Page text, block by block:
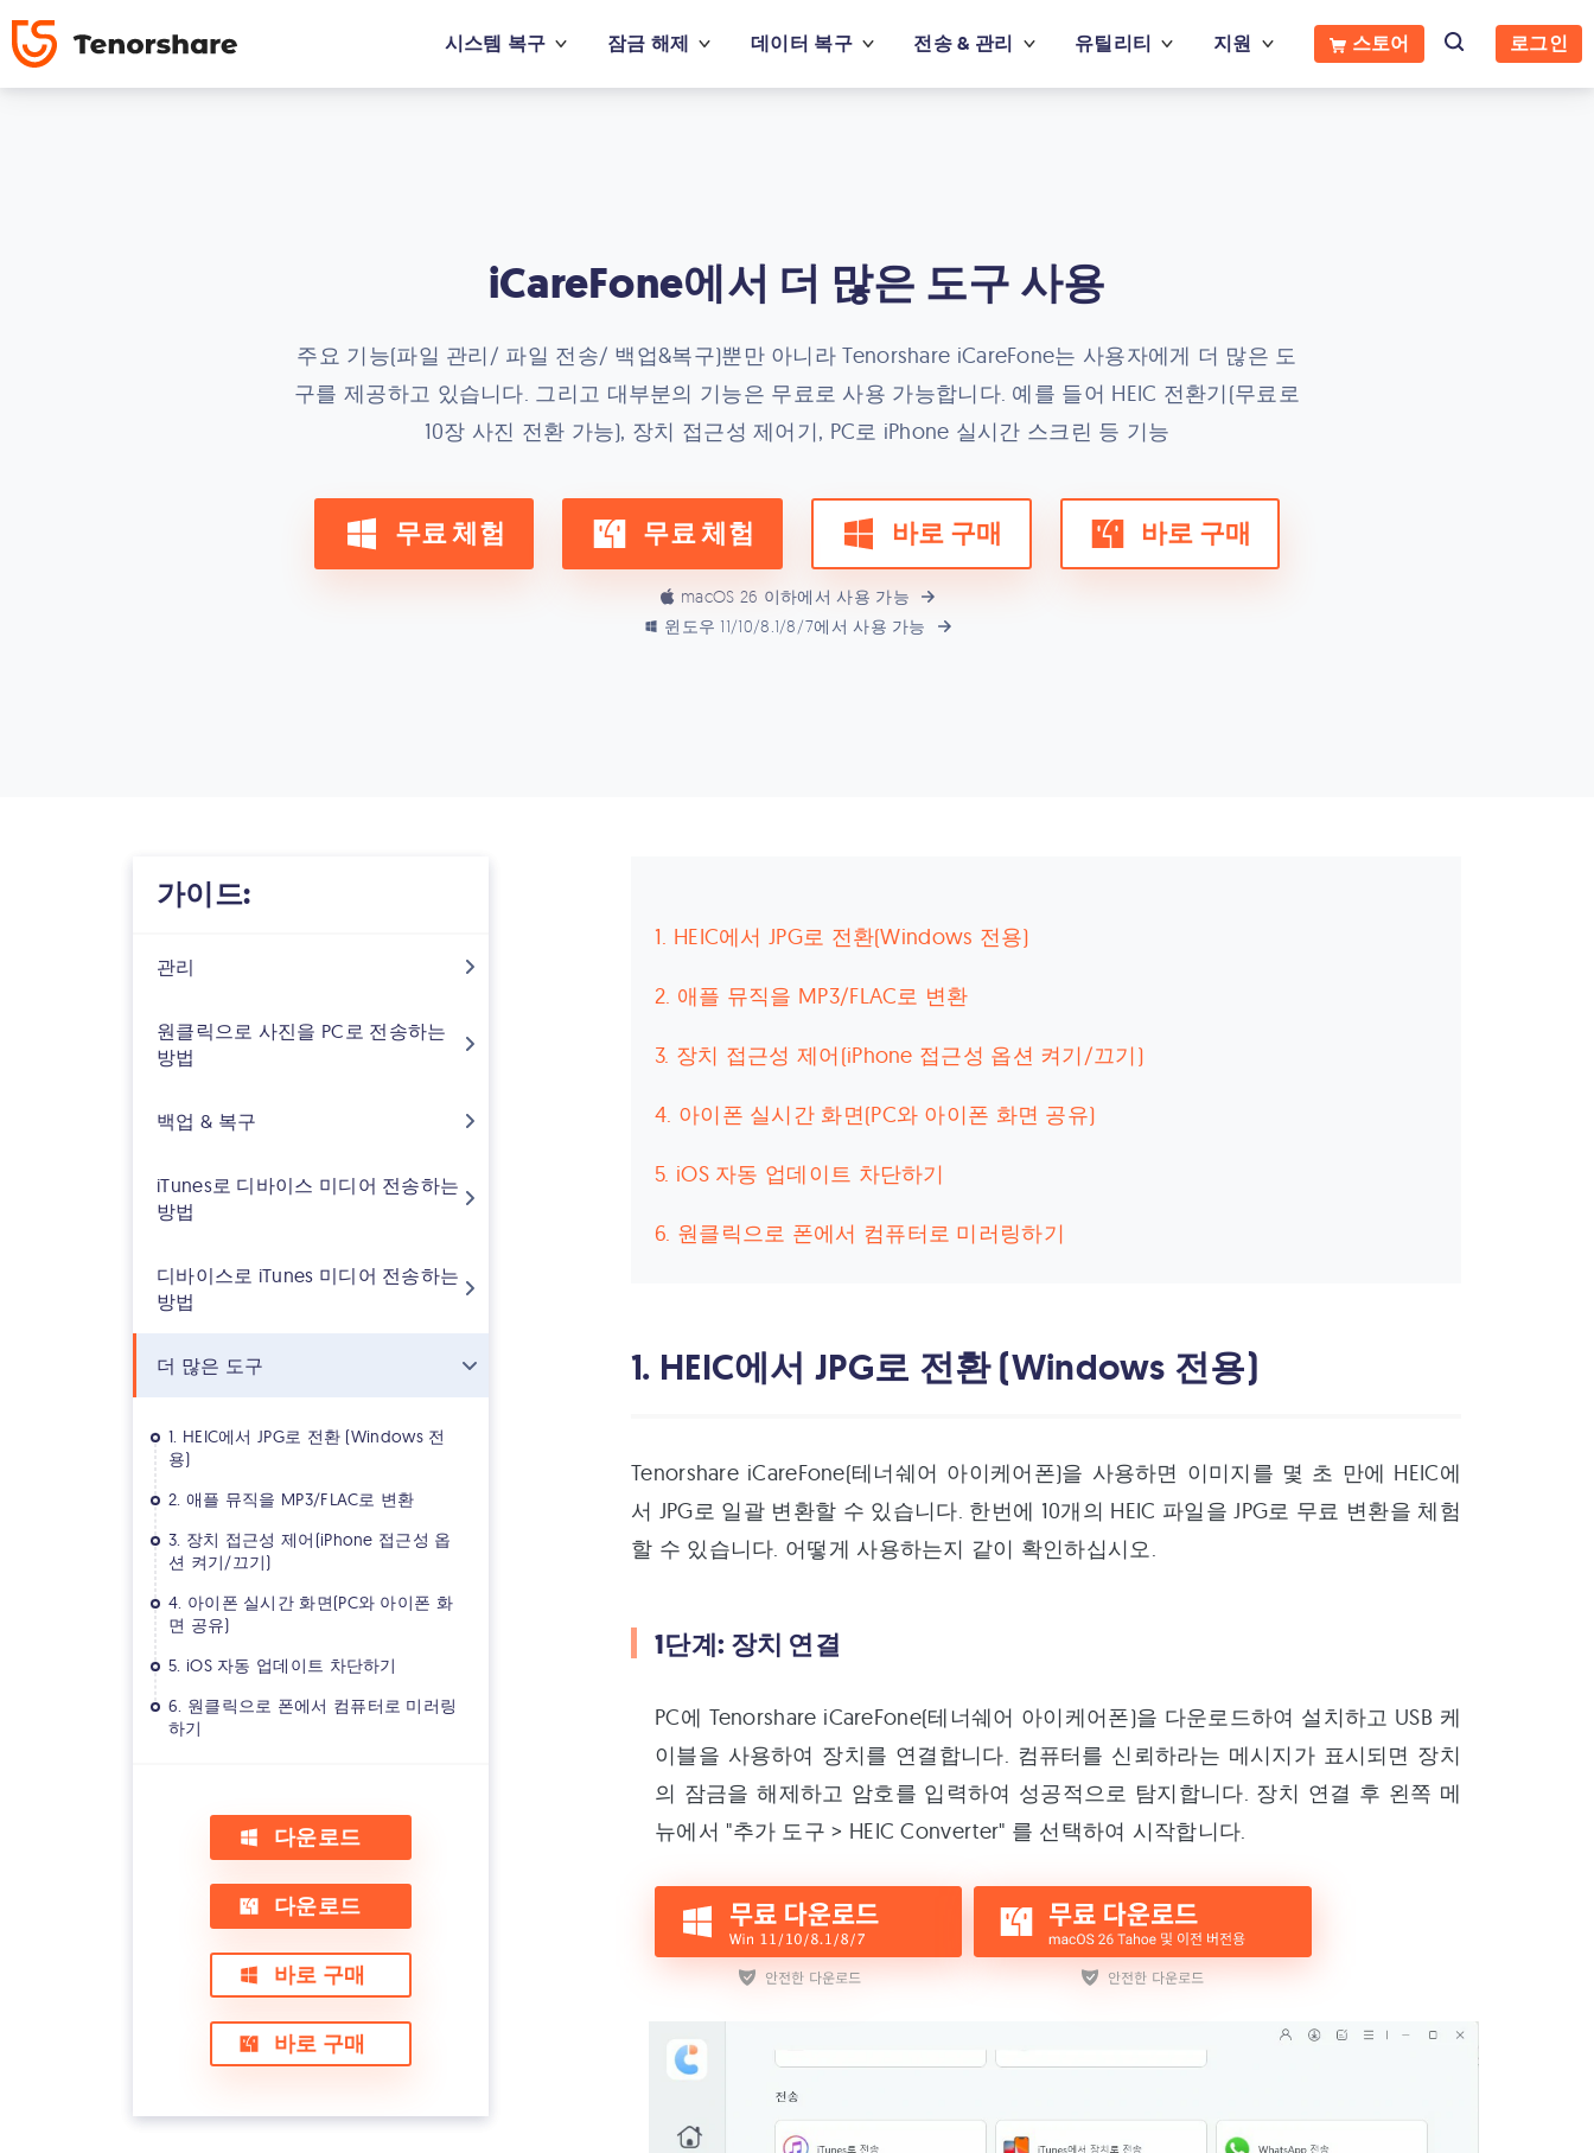
시스템 복구 잠금 해제 데이터 복구 전송 & 관리 유틸리티 지원 스토어 로그인
iCareFone에서 더 많은 도구 사용
주요 기능(파일 관리/ 파일 전송/ 백업&복구)뿐만 아니라 Tenorshare iCareFone는 사용자에게 더 많은 도
구를 제공하고 있습니다. 그리고 대부분의 기능은 무료로 사용 가능합니다. 예를 들어 HEIC 전환기(무료로
10장 사진 전환 가능), 장치 접근성 제어기, PC로 iPhone 실시간 스크린 등 기능
무료 체험 무료 체험 바로 구매 바로 구매
macOS 26 이하에서 사용 가능
윈도우 11/10/8.1/8/7에서 사용 가능
가이드:
관리
원클릭으로 사진을 PC로 전송하는
방법
백업 & 복구
iTunes로 디바이스 미디어 전송하는
방법
디바이스로 iTunes 미디어 전송하는
방법
더 많은 도구
1. HEIC에서 JPG로 전환 (Windows 전
용)
2. 애플 뮤직을 MP3/FLAC로 변환
3. 장치 접근성 제어(iPhone 접근성 옵
션 켜기/끄기)
4. 아이폰 실시간 화면(PC와 아이폰 화
면 공유)
5. iOS 자동 업데이트 차단하기
6. 원클릭으로 폰에서 컴퓨터로 미러링
하기
다운로드
다운로드
바로 구매
바로 구매
1. HEIC에서 JPG로 전환(Windows 전용)
2. 애플 뮤직을 MP3/FLAC로 변환
3. 장치 접근성 제어(iPhone 접근성 옵션 켜기/끄기)
4. 아이폰 실시간 화면(PC와 아이폰 화면 공유)
5. iOS 자동 업데이트 차단하기
6. 원클릭으로 폰에서 컴퓨터로 미러링하기
1. HEIC에서 JPG로 전환 (Windows 전용)
Tenorshare iCareFone(테너쉐어 아이케어폰)을 사용하면 이미지를 몇 초 만에 HEIC에
서 JPG로 일괄 변환할 수 있습니다. 한번에 10개의 HEIC 파일을 JPG로 무료 변환을 체험
할 수 있습니다. 어떻게 사용하는지 같이 확인하십시오.
1단계: 장치 연결
PC에 Tenorshare iCareFone(테너쉐어 아이케어폰)을 다운로드하여 설치하고 USB 케
이블을 사용하여 장치를 연결합니다. 컴퓨터를 신뢰하라는 메시지가 표시되면 장치
의 잠금을 해제하고 암호를 입력하여 성공적으로 탐지합니다. 장치 연결 후 왼쪽 메
뉴에서 "추가 도구 > HEIC Converter" 를 선택하여 시작합니다.